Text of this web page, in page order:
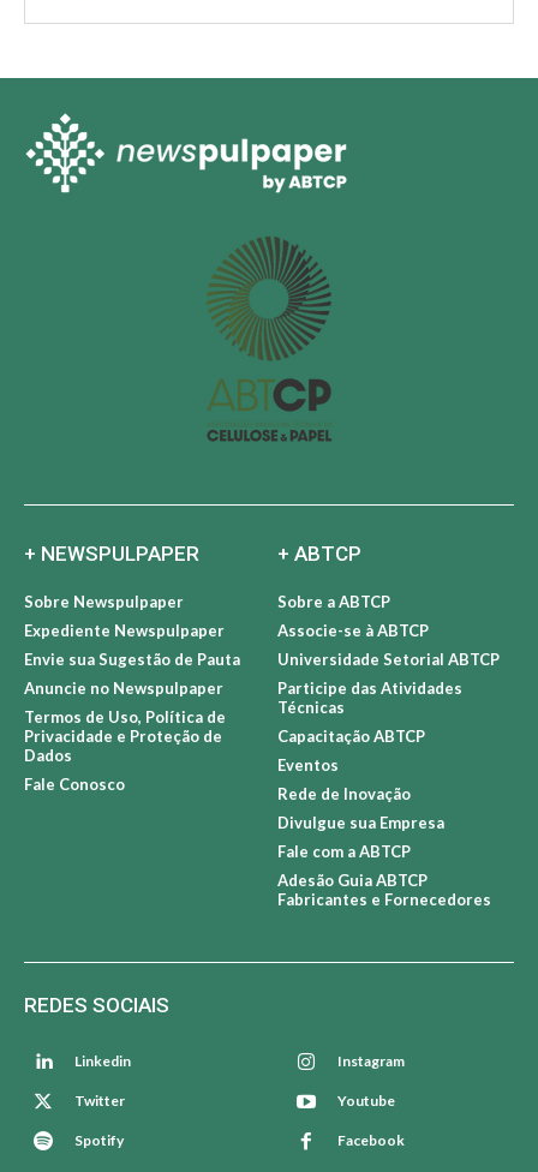
+ NEWSPULPAPER
Sobre Newspulpaper
Expediente Newspulpaper
Envie sua Sugestão de Pauta
Anuncie no Newspulpaper
Termos de Uso, Política de
Privacidade e Proteção de
Dados
Fale Conosco
+ ABTCP
Sobre a ABTCP
Associe-se à ABTCP
Universidade Setorial ABTCP
Participe das Atividades
Técnicas
Capacitação ABTCP
Eventos
Rede de Inovação
Divulgue sua Empresa
Fale com a ABTCP
Adesão Guia ABTCP
Fabricantes e Fornecedores
REDES SOCIAIS
Linkedin Instagram
Twitter Youtube
Spotify Facebook